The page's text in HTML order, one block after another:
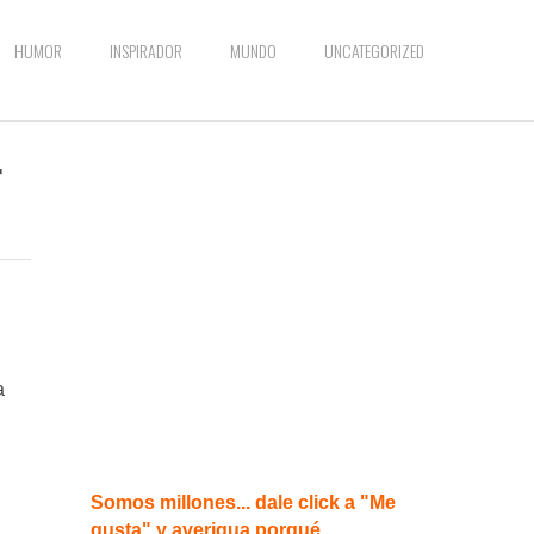
HUMOR INSPIRADOR MUNDO UNCATEGORIZED
Somos millones... dale click a "Me
gusta" y averigua porqué